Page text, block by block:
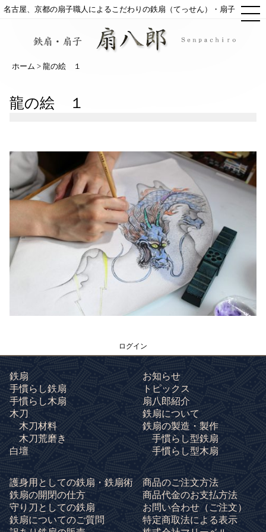
名古屋、京都の扇子職人によるこだわりの鉄扇（てっせん）・扇子
ホーム > 龍の絵 １
龍の絵 １
ログイン
鉄扇
手慣らし鉄扇
手慣らし木扇
木刀
木刀材料
木刀荒磨き
白壇
お知らせ
トピックス
扇八郎紹介
鉄扇について
鉄扇の製造・製作
手慣らし型鉄扇
手慣らし型木扇
護身用としての鉄扇・鉄扇術
鉄扇の開閉の仕方
守り刀としての鉄扇
鉄扇についてのご質問
商品のご注文方法
商品代金のお支払方法
お問い合わせ （ご注文）
特定商取法による表示